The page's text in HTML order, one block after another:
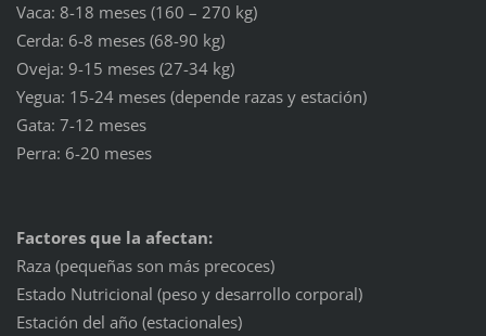
Vaca: 8-18 meses (160 – 270 kg)
Cerda: 6-8 meses (68-90 kg)
Oveja: 9-15 meses (27-34 kg)
Yegua: 15-24 meses (depende razas y estación)
Gata: 7-12 meses
Perra: 6-20 meses
Factores que la afectan:
Raza (pequeñas son más precoces)
Estado Nutricional (peso y desarrollo corporal)
Estación del año (estacionales)